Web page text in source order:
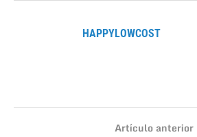
HAPPYLOWCOST
Artículo anterior